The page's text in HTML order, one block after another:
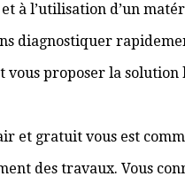
à l’utilisation d’un
diagnostiquer
vous proposer la solution
et gratuit vous est
des travaux. Vous